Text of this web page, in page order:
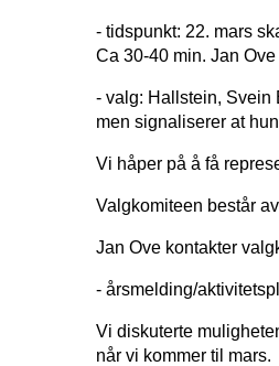
- tidspunkt: 22. mars
Ca 30-40 min. Jan
- valg: Hallstein, Svein
men signaliserer at
Vi håper på å få
Valgkomiteen består
Jan Ove kontakter
- årsmelding/
Vi diskuterte
når vi kommer til mars.